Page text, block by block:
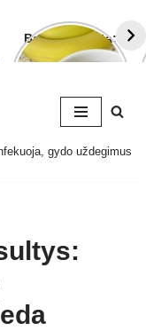
Bananų arbata:
kuo ji naudinga
gydo uždegimus